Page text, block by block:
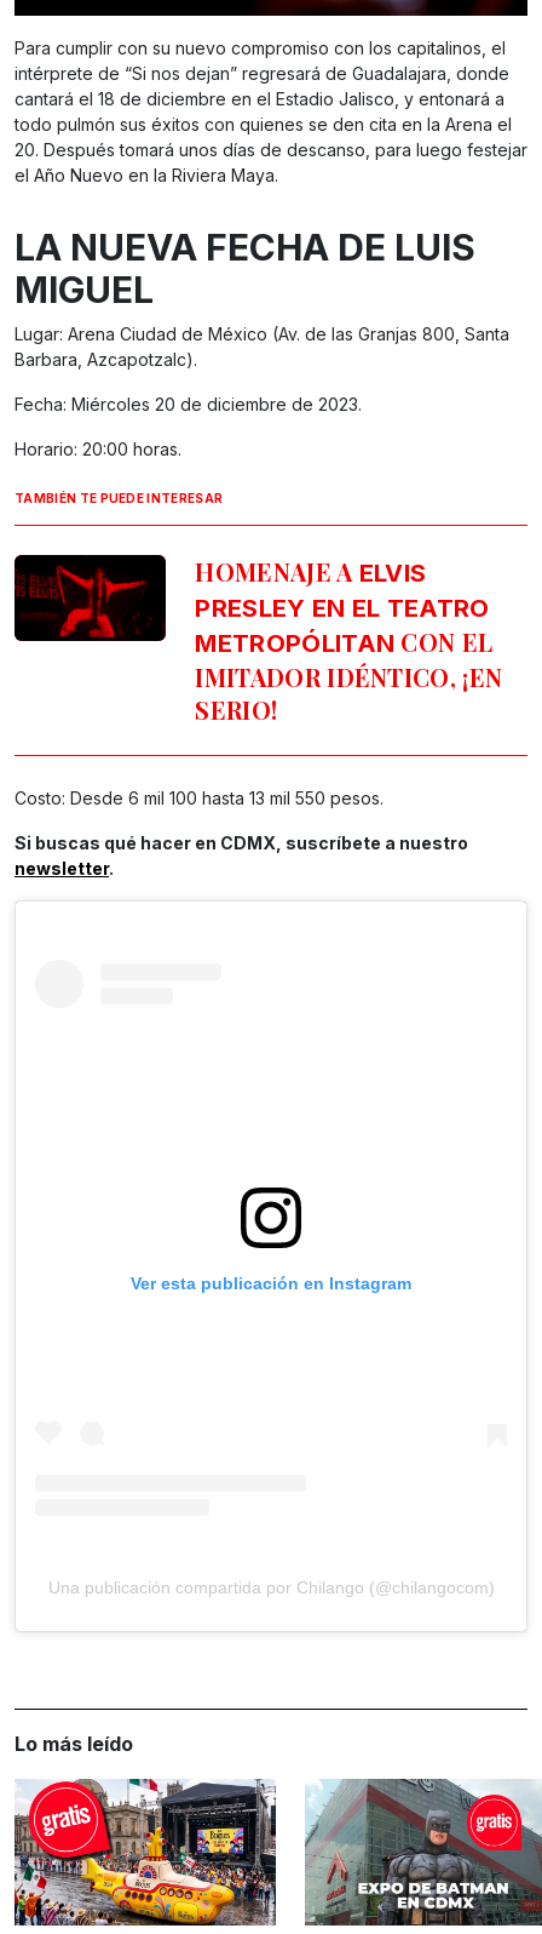
Para cumplir con su nuevo compromiso con los capitalinos, el
intérprete de “Si nos dejan” regresará de Guadalajara, donde
cantará el 18 de diciembre en el Estadio Jalisco, y entonará a
todo pulmón sus éxitos con quienes se den cita en la Arena el
20. Después tomará unos días de descanso, para luego festejar
el Año Nuevo en la Riviera Maya.
LA NUEVA FECHA DE LUIS
MIGUEL
Lugar: Arena Ciudad de México (Av. de las Granjas 800, Santa
Barbara, Azcapotzalc).
Fecha: Miércoles 20 de diciembre de 2023.
Horario: 20:00 horas.
TAMBIÉN TE PUEDE INTERESAR
HOMENAJE AELVIS
PRESLEY EN EL TEATRO
METROPÓLITAN CON EL
IMITADOR IDÉNTICO, ¡EN
SERIO!
Costo: Desde 6 mil 100 hasta 13 mil 550 pesos.
Si buscas qué hacer en CDMX, suscríbete a nuestro
newsletter.
Ver esta publicación en Instagram
Una publicación compartida por Chilango (@chilangocom)
Lo más leído